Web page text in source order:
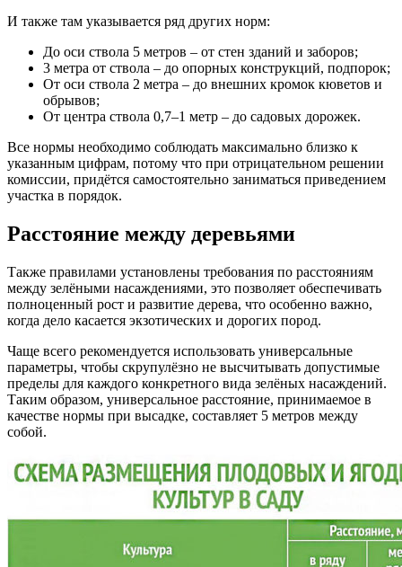
И также там указывается ряд других норм:
До оси ствола 5 метров – от стен зданий и заборов;
3 метра от ствола – до опорных конструкций, подпорок;
От оси ствола 2 метра – до внешних кромок кюветов и
обрывов;
От центра ствола 0,7–1 метр – до садовых дорожек.
Все нормы необходимо соблюдать максимально близко к
указанным цифрам, потому что при отрицательном решении
комиссии, придётся самостоятельно заниматься приведением
участка в порядок.
Расстояние между деревьями
Также правилами установлены требования по расстояниям
между зелёными насаждениями, это позволяет обеспечивать
полноценный рост и развитие дерева, что особенно важно,
когда дело касается экзотических и дорогих пород.
Чаще всего рекомендуется использовать универсальные
параметры, чтобы скрупулёзно не высчитывать допустимые
пределы для каждого конкретного вида зелёных насаждений.
Таким образом, универсальное расстояние, принимаемое в
качестве нормы при высадке, составляет 5 метров между
собой.